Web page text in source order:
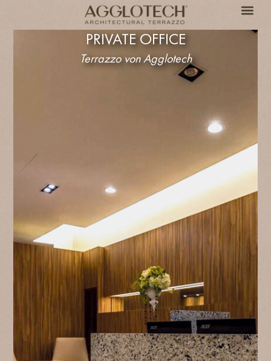
PRIVATE OFFICE
Terrazzo von Agglotech